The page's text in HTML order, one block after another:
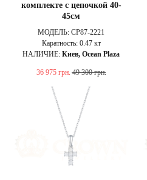
комплекте с цепочкой 40-
45см
МОДЕЛЬ: CP87-2221
Каратность: 0.47 кт
НАЛИЧИЕ: Киев, Ocean Plaza
36 975 грн. 49 300 грн.